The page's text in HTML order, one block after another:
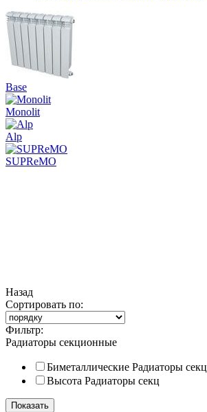
Base
Monolit
Alp
SUPReMO
Назад
Сортировать по:
Фильтр:
Радиаторы секционные
Биметаллические Радиаторы секц
Высота Радиаторы секц
Показать